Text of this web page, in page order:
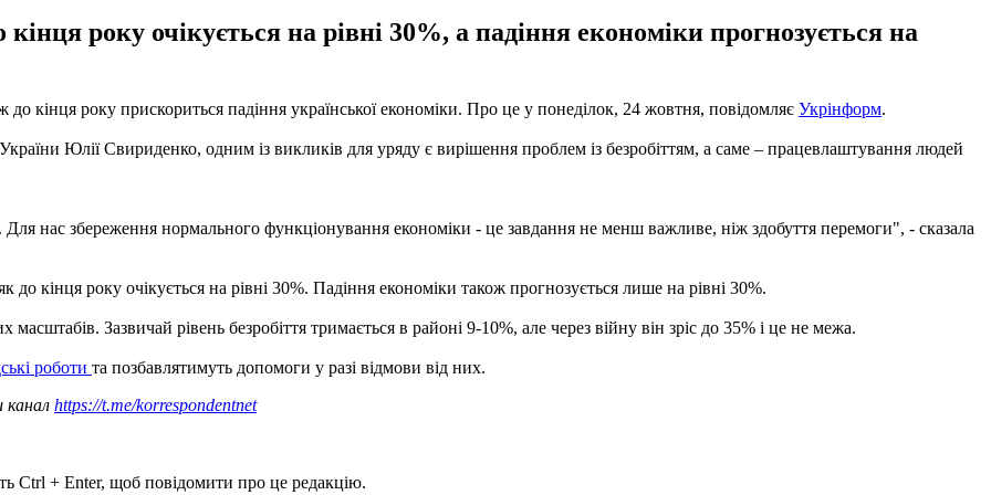
року очікується на рівні 30%, а падіння економіки прогнозується на
кінця року прискориться падіння української економіки. Про це у понеділок, 24 жовтня, повідомляє Укрінформ.
Юлії Свириденко, одним із викликів для уряду є вирішення проблем із безробіттям, а саме – працевлаштування людей
нас збереження нормального функціонування економіки - це завдання не менш важливе, ніж здобуття перемоги", - сказала
до кінця року очікується на рівні 30%. Падіння економіки також прогнозується лише на рівні 30%.
масштабів. Зазвичай рівень безробіття тримається в районі 9-10%, але через війну він зріс до 35% і це не межа.
роботи та позбавлятимуть допомоги у разі відмови від них.
канал https://t.me/korrespondentnet
Ctrl + Enter, щоб повідомити про це редакцію.